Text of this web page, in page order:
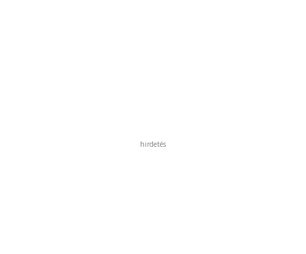
hirdetés